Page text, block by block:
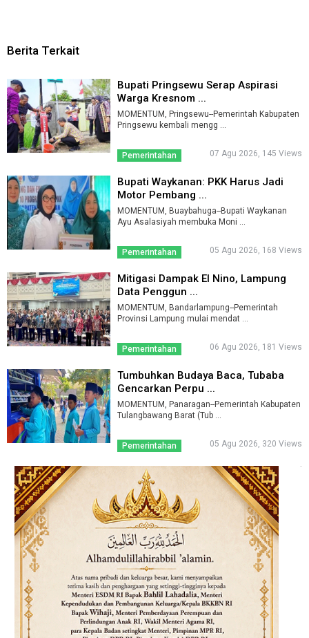
Berita Terkait
Bupati Pringsewu Serap Aspirasi
Warga Kresnom ...
MOMENTUM, Pringsewu--Pemerintah Kabupaten
Pringsewu kembali mengg ...
Pemerintahan 07 Agu 2026, 145 Views
Bupati Waykanan: PKK Harus Jadi
Motor Pembang ...
MOMENTUM, Buaybahuga--Bupati Waykanan
Ayu Asalasiyah membuka Moni ...
Pemerintahan 05 Agu 2026, 168 Views
Mitigasi Dampak El Nino, Lampung
Data Penggun ...
MOMENTUM, Bandarlampung--Pemerintah
Provinsi Lampung mulai mendat ...
Pemerintahan 06 Agu 2026, 181 Views
Tumbuhkan Budaya Baca, Tubaba
Gencarkan Perpu ...
MOMENTUM, Panaragan--Pemerintah Kabupaten
Tulangbawang Barat (Tub ...
Pemerintahan 05 Agu 2026, 320 Views